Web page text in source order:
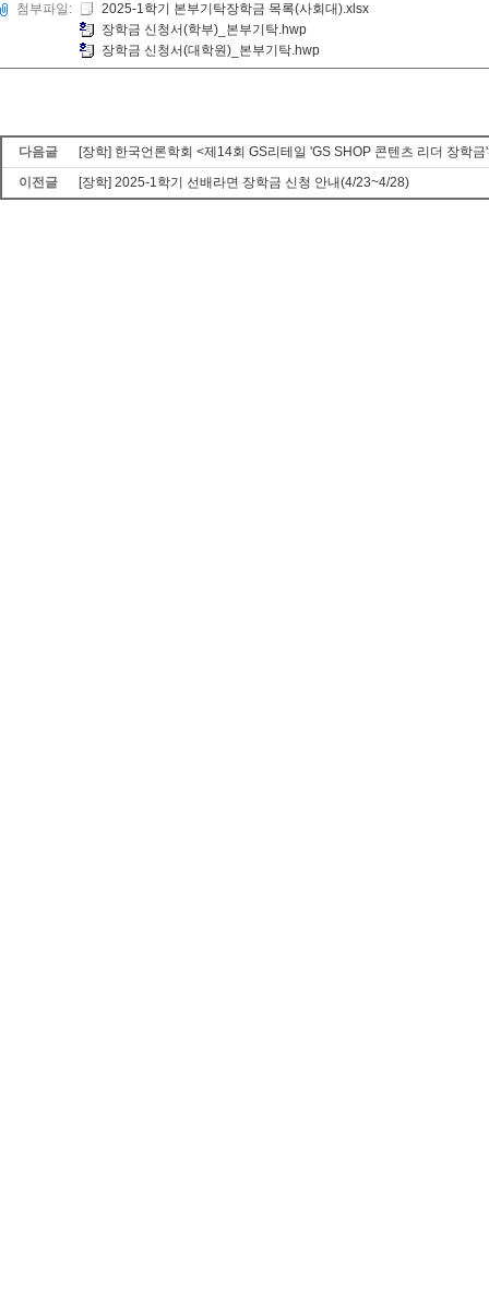
첨부파일:
2025-1학기 본부기탁장학금 목록(사회대).xlsx
장학금 신청서(학부)_본부기탁.hwp
장학금 신청서(대학원)_본부기탁.hwp
다음글
[장학] 한국언론학회 <제14회 GS리테일 'GS SHOP 콘텐츠 리더 장학금
이전글
[장학] 2025-1학기 선배라면 장학금 신청 안내(4/23~4/28)